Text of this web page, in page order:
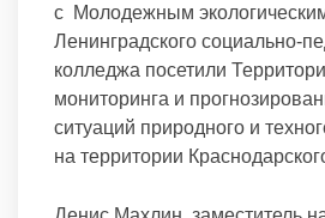
с Молодежным
Ленинградского социально-
колледжа посетили
мониторинга и
ситуаций природного и
на территории